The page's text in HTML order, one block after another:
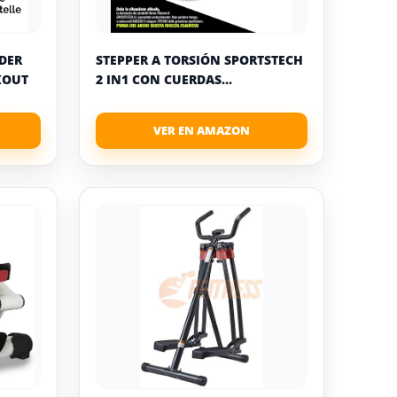
STEPPER A TORSIÓN SPORTSTECH
2 IN1 CON CUERDAS...